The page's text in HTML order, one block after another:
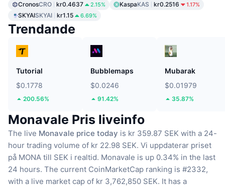
CronosCRO kr0.4637 2.15% KaspaKAS kr0.2516 1.17%
SKYAISKYAI kr1.15 6.69%
Trendande
Tutorial
$0.1778
200.56%
Bubblemaps
$0.0246
91.42%
Mubarak
$0.01979
35.87%
Monavale Pris liveinfo
The live Monavale price today is kr 359.87 SEK with a 24-
hour trading volume of kr 22.98 SEK. Vi uppdaterar priset
på MONA till SEK i realtid. Monavale is up 0.34% in the last
24 hours. The current CoinMarketCap ranking is #2332,
with a live market cap of kr 3,762,850 SEK. It has a